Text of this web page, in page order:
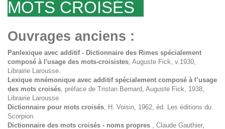
MOTS CROISÉS
Ouvrages anciens :
Panlexique avec additif - Dictionnaire des Rimes spécialement
composé à l'usage des mots-croisistes, Auguste Fick, v.1930,
Librairie Larousse.
Lexique mnémonique avec additif spécialement composé à l’usage
des mots croisés, préface de Tristan Bernard, Auguste Fick, 1938,
Librairie Larousse.
Dictionnaire pour mots croisés, H. Voisin, 1962, éd. Les éditions du
Scorpion.
Dictionnaire des mots croisés - noms propres , Claude Gauthier,